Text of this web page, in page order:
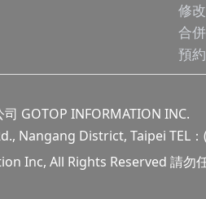
修
合
預
GOTOP INFORMATION INC.
Nangang District, Taipei TEL
Inc, All Rights Reserved 請勿